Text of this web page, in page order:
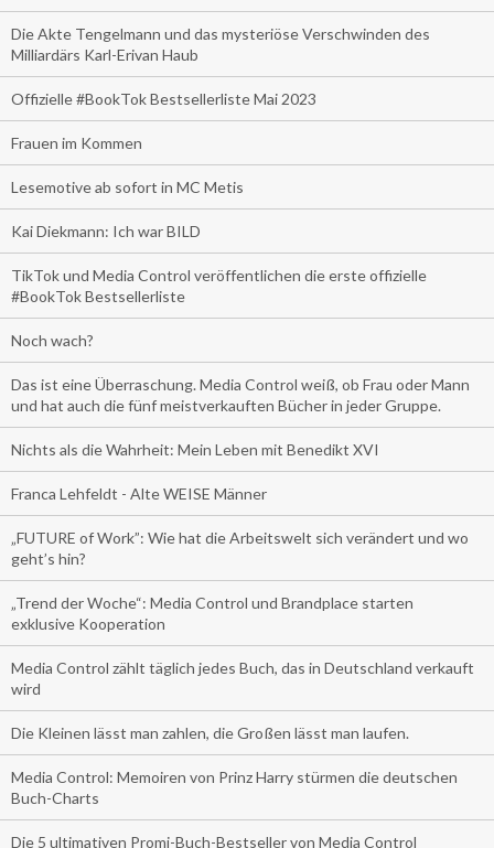
Die Akte Tengelmann und das mysteriöse Verschwinden des
Milliardärs Karl-Erivan Haub
Offizielle #BookTok Bestsellerliste Mai 2023
Frauen im Kommen
Lesemotive ab sofort in MC Metis
Kai Diekmann: Ich war BILD
TikTok und Media Control veröffentlichen die erste offizielle
#BookTok Bestsellerliste
Noch wach?
Das ist eine Überraschung. Media Control weiß, ob Frau oder Mann
und hat auch die fünf meistverkauften Bücher in jeder Gruppe.
Nichts als die Wahrheit: Mein Leben mit Benedikt XVI
Franca Lehfeldt - Alte WEISE Männer
„FUTURE of Work”: Wie hat die Arbeitswelt sich verändert und wo
geht’s hin?
„Trend der Woche“: Media Control und Brandplace starten
exklusive Kooperation
Media Control zählt täglich jedes Buch, das in Deutschland verkauft
wird
Die Kleinen lässt man zahlen, die Großen lässt man laufen.
Media Control: Memoiren von Prinz Harry stürmen die deutschen
Buch-Charts
Die 5 ultimativen Promi-Buch-Bestseller von Media Control